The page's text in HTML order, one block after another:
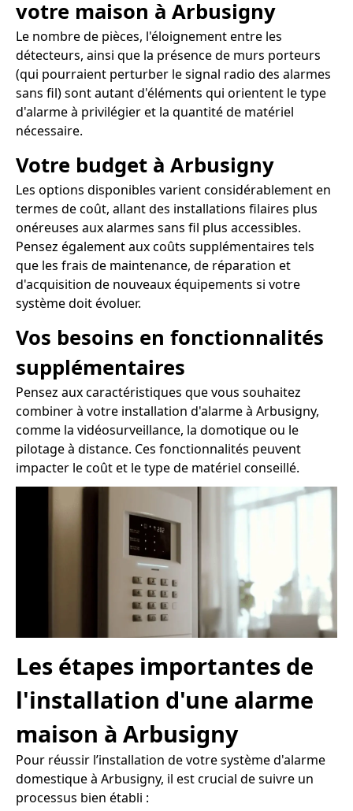
votre maison à Arbusigny
Le nombre de pièces, l'éloignement entre les
détecteurs, ainsi que la présence de murs porteurs
(qui pourraient perturber le signal radio des alarmes
sans fil) sont autant d'éléments qui orientent le type
d'alarme à privilégier et la quantité de matériel
nécessaire.
Votre budget à Arbusigny
Les options disponibles varient considérablement en
termes de coût, allant des installations filaires plus
onéreuses aux alarmes sans fil plus accessibles.
Pensez également aux coûts supplémentaires tels
que les frais de maintenance, de réparation et
d'acquisition de nouveaux équipements si votre
système doit évoluer.
Vos besoins en fonctionnalités
supplémentaires
Pensez aux caractéristiques que vous souhaitez
combiner à votre installation d'alarme à Arbusigny,
comme la vidéosurveillance, la domotique ou le
pilotage à distance. Ces fonctionnalités peuvent
impacter le coût et le type de matériel conseillé.
Les étapes importantes de
l'installation d'une alarme
maison à Arbusigny
Pour réussir l’installation de votre système d'alarme
domestique à Arbusigny, il est crucial de suivre un
processus bien établi :